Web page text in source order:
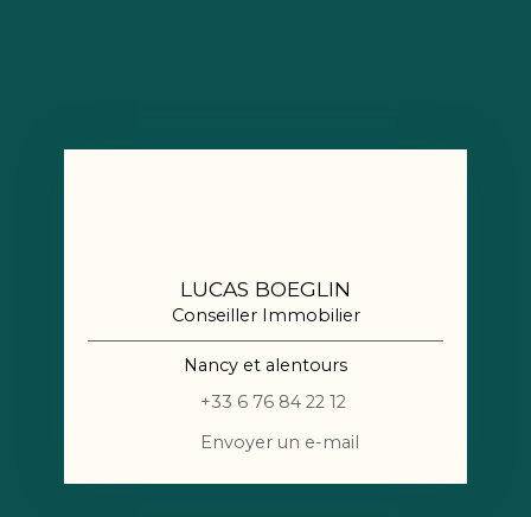
LUCAS BOEGLIN
Conseiller Immobilier
Nancy et alentours
+33 6 76 84 22 12
Envoyer un e-mail